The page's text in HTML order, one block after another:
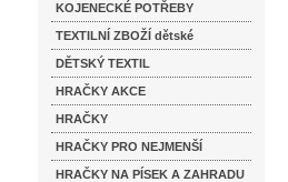
KOJENECKÉ POTŘEBY
TEXTILNÍ ZBOŽÍ dětské
DĚTSKÝ TEXTIL
HRAČKY AKCE
HRAČKY
HRAČKY PRO NEJMENŠÍ
HRAČKY NA PÍSEK A ZAHRADU